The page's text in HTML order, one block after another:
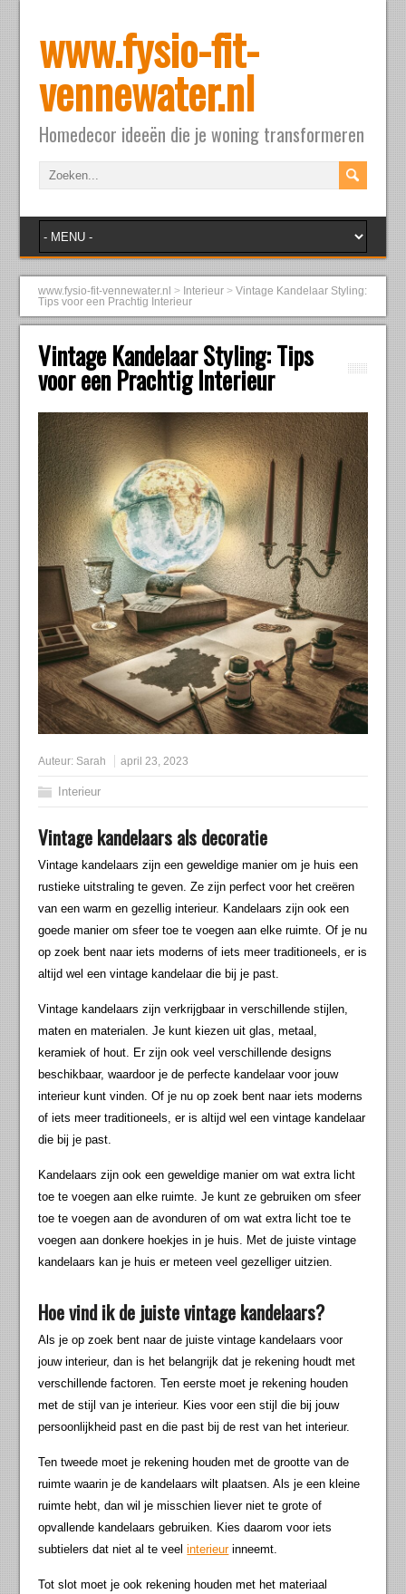
www.fysio-fit-
vennewater.nl
Homedecor ideeën die je woning transformeren
www.fysio-fit-vennewater.nl > Interieur >Vintage Kandelaar Styling:
Tips voor een Prachtig Interieur
Vintage Kandelaar Styling: Tips
voor een Prachtig Interieur
Auteur: Sarah april 23, 2023
Interieur
Vintage kandelaars als decoratie
Vintage kandelaars zijn een geweldige manier om je huis een
rustieke uitstraling te geven. Ze zijn perfect voor het creëren
van een warm en gezellig interieur. Kandelaars zijn ook een
goede manier om sfeer toe te voegen aan elke ruimte. Of je nu
op zoek bent naar iets moderns of iets meer traditioneels, er is
altijd wel een vintage kandelaar die bij je past.
Vintage kandelaars zijn verkrijgbaar in verschillende stijlen,
maten en materialen. Je kunt kiezen uit glas, metaal,
keramiek of hout. Er zijn ook veel verschillende designs
beschikbaar, waardoor je de perfecte kandelaar voor jouw
interieur kunt vinden. Of je nu op zoek bent naar iets moderns
of iets meer traditioneels, er is altijd wel een vintage kandelaar
die bij je past.
Kandelaars zijn ook een geweldige manier om wat extra licht
toe te voegen aan elke ruimte. Je kunt ze gebruiken om sfeer
toe te voegen aan de avonduren of om wat extra licht toe te
voegen aan donkere hoekjes in je huis. Met de juiste vintage
kandelaars kan je huis er meteen veel gezelliger uitzien.
Hoe vind ik de juiste vintage kandelaars?
Als je op zoek bent naar de juiste vintage kandelaars voor
jouw interieur, dan is het belangrijk dat je rekening houdt met
verschillende factoren. Ten eerste moet je rekening houden
met de stijl van je interieur. Kies voor een stijl die bij jouw
persoonlijkheid past en die past bij de rest van het interieur.
Ten tweede moet je rekening houden met de grootte van de
ruimte waarin je de kandelaars wilt plaatsen. Als je een kleine
ruimte hebt, dan wil je misschien liever niet te grote of
opvallende kandelaars gebruiken. Kies daarom voor iets
subtielers dat niet al te veelinterieurinneemt.
Tot slot moet je ook rekening houden met het materiaal